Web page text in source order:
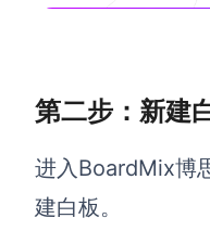
AI创作
AI生成思维导图
AI生成流程图
AI生成用户旅程图
第二步：新建
进入BoardMix博
建白板。